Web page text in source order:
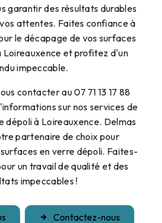
garantir des résultats durables
attentes. Faites confiance à
le décapage de vos surfaces
Loireauxence et profitez d'un
impeccable.
contacter au 07 71 13 17 88
sur nos services de
dépoli à Loireauxence. Delmas
partenaire de choix pour
en verre dépoli. Faites-
un travail de qualité et des
impeccables !
Contactez-nous